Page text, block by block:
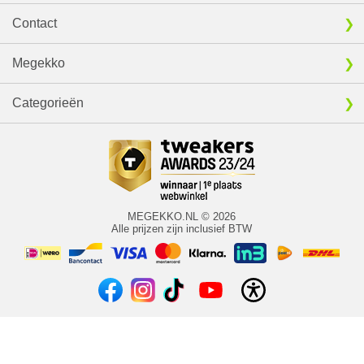
Contact
Megekko
Categorieën
MEGEKKO.NL © 2026
Alle prijzen zijn inclusief BTW